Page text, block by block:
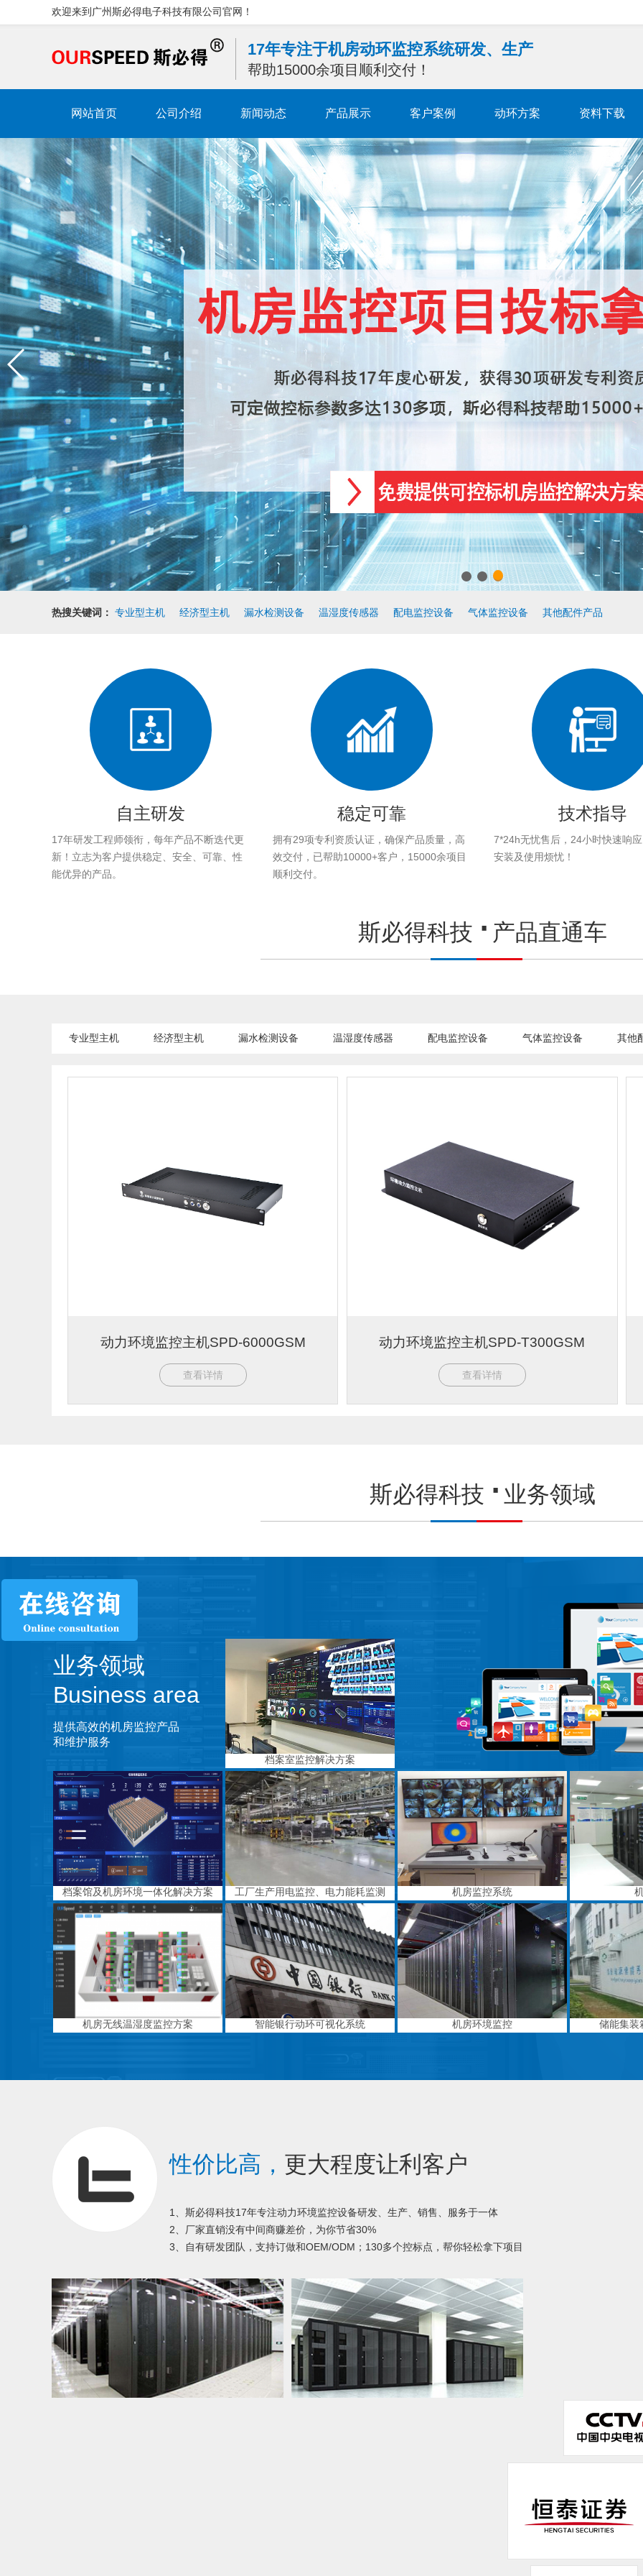
欢迎来到广州斯必得电子科技有限公司官网！
17年专注于机房动环监控系统研发、生产
帮助15000余项目顺利交付！
网站首页 公司介绍 新闻动态 产品展示 客户案例 动环方案 资料下载
热搜关键词： 专业型主机 经济型主机 漏水检测设备 温湿度传感器 配电监控设备 气体监控设备 其他配件产品
自主研发
17年研发工程师领衔，每年产品不断迭代更
新！立志为客户提供稳定、安全、可靠、性
能优异的产品。
稳定可靠
拥有29项专利资质认证，确保产品质量，高
效交付，已帮助10000+客户，15000余项目
顺利交付。
技术指导
7*24h无忧售后，24小时快速响
安装及使用烦忧！
斯必得科技 产品直通车
专业型主机 经济型主机 漏水检测设备 温湿度传感器 配电监控设备 气体监控设备 其他
动力环境监控主机SPD-6000GSM
查看详情
动力环境监控主机SPD-T300GSM
查看详情
斯必得科技 业务领域
业务领域
Business area
提供高效的机房监控产品
和维护服务
档案室监控解决方案
档案馆及机房环境一体化解决方案 工厂生产用电监控、电力能耗监测 机房监控系统
机房无线温湿度监控方案 智能银行动环可视化系统 机房环境监控 储能集装
性价比高， 更大程度让利客户
1、斯必得科技17年专注动力环境监控设备研发、生产、销售、服务于一体
2、厂家直销没有中间商赚差价，为你节省30%
3、自有研发团队，支持订做和OEM/ODM；130多个控标点，帮你轻松拿下项目